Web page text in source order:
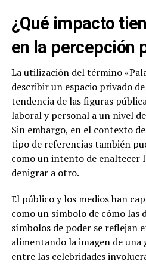
¿Qué impacto
en la percepción
La utilización del término
describir un espacio privado
tendencia de las figuras
laboral y personal a un nivel
Sin embargo, en el contexto
tipo de referencias también
como un intento de enaltecer
denigrar a otro.
El público y los medios han
como un símbolo de cómo las
símbolos de poder se reflejan
alimentando la imagen de
entre las celebridades